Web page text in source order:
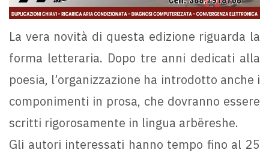
La vera novità di questa edizione riguarda la
forma letteraria. Dopo tre anni dedicati alla
poesia, l’organizzazione ha introdotto anche i
componimenti in prosa, che dovranno essere
scritti rigorosamente in lingua arbëreshe.
Gli autori interessati hanno tempo fino al 25